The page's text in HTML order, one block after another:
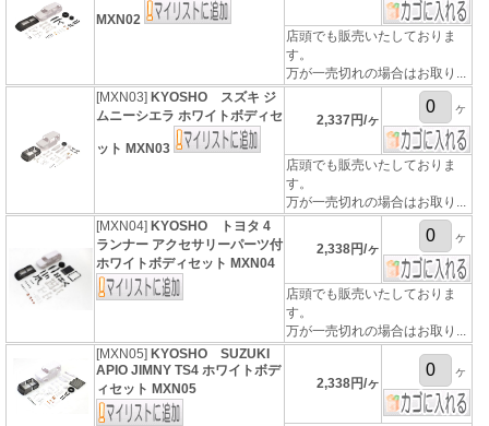
MXN02
店頭でも販売いたしておりま
す。
万が一売切れの場合はお取り...
[MXN03] KYOSHO スズキ ジ
ムニーシエラ ホワイトボディセ
ット MXN03
2,337円/ヶ
ヶ
店頭でも販売いたしておりま
す。
万が一売切れの場合はお取り...
[MXN04] KYOSHO トヨタ 4
ランナー アクセサリーパーツ付
ホワイトボディセット MXN04
2,338円/ヶ
ヶ
店頭でも販売いたしておりま
す。
万が一売切れの場合はお取り...
[MXN05] KYOSHO SUZUKI
APIO JIMNY TS4 ホワイトボデ
ィセット MXN05
2,338円/ヶ
ヶ